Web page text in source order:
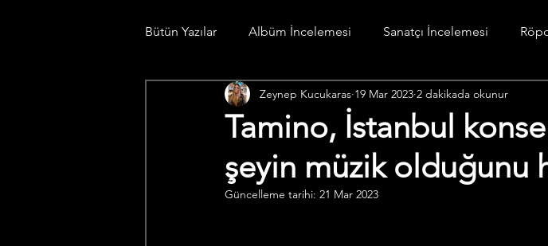
Bütün Yazılar Albüm İncelemesi Sanatçı İncelemesi
Konser Günlüğü Spotify Listesi Diğer
Tamino, İstanbul
şeyin müzik olduğunu
Zeynep Kucukaras 19 Mar 2023 2 dakikada okunur
Güncelleme tarihi: 21 Mar 2023